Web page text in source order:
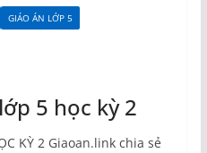
GIÁO ÁN LỚP 5
5 học kỳ 2
KỲ 2 Giaoan.link chia sẻ